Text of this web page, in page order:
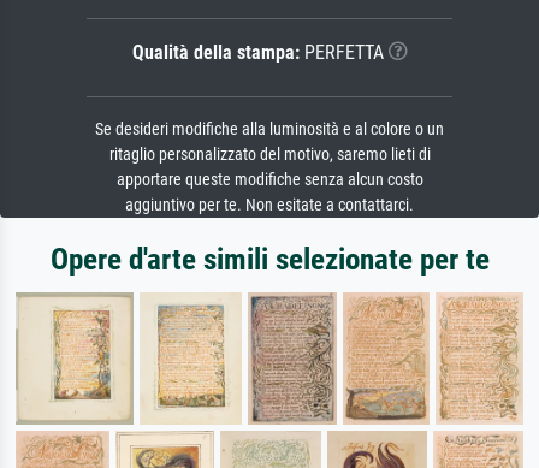
Qualità della stampa:PERFETTA
Se desideri modifiche alla luminosità e al colore o un
ritaglio personalizzato del motivo, saremo lieti di
apportare queste modifiche senza alcun costo
aggiuntivo per te. Non esitate a contattarci.
Opere d'arte simili selezionate per te